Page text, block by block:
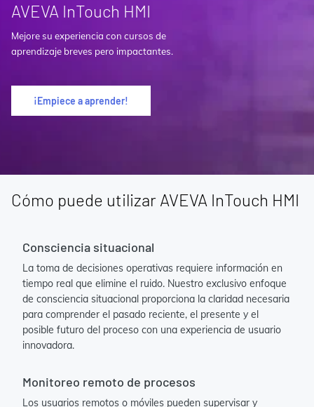
AVEVA InTouch HMI
Mejore su experiencia con cursos de
aprendizaje breves pero impactantes.
¡Empiece a aprender!
Cómo puede utilizar AVEVA InTouch HMI
Consciencia situacional
La toma de decisiones operativas requiere información en
tiempo real que elimine el ruido. Nuestro exclusivo enfoque
de consciencia situacional proporciona la claridad necesaria
para comprender el pasado reciente, el presente y el
posible futuro del proceso con una experiencia de usuario
innovadora.
Monitoreo remoto de procesos
Los usuarios remotos o móviles pueden supervisar y